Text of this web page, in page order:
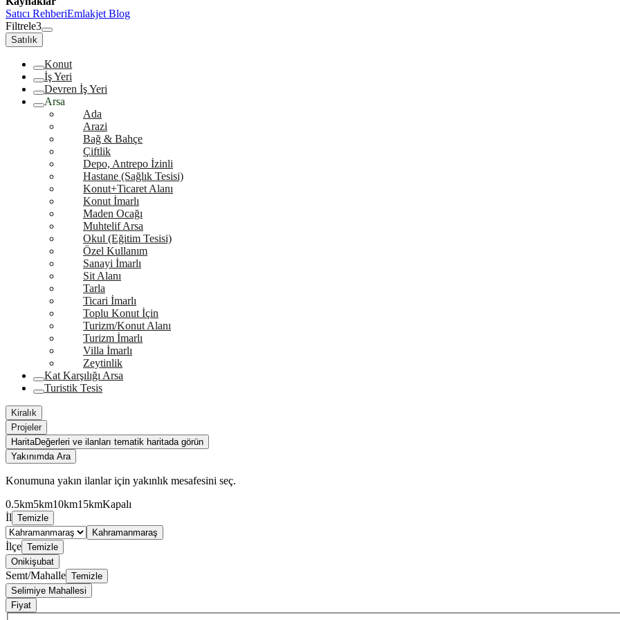
Satıcı RehberiEmlakjet Blog
Filtrele3
Satılık
Konut
İş Yeri
Devren İş Yeri
Arsa
Ada
Arazi
Bağ & Bahçe
Çiftlik
Depo, Antrepo İzinli
Hastane (Sağlık Tesisi)
Konut+Ticaret Alanı
Konut İmarlı
Maden Ocağı
Muhtelif Arsa
Okul (Eğitim Tesisi)
Özel Kullanım
Sanayi İmarlı
Sit Alanı
Tarla
Ticari İmarlı
Toplu Konut İçin
Turizm/Konut Alanı
Turizm İmarlı
Villa İmarlı
Zeytinlik
Kat Karşılığı Arsa
Turistik Tesis
Kiralık
Projeler
HaritaDeğerleri ve ilanları tematik haritada görün
Yakınımda Ara
Konumuna yakın ilanlar için yakınlık mesafesini seç.
0.5km5km10km15kmKapalı
İl Temizle
Kahramanmaraş
İlçe Temizle
Onikişubat
Semt/Mahalle Temizle
Selimiye Mahallesi
Fiyat